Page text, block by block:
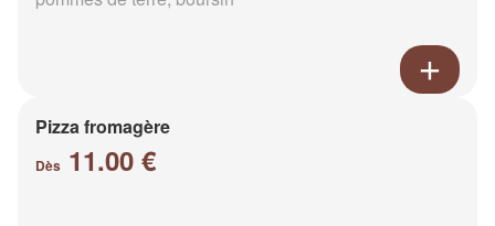
Pizza fromagère
Dès 11.00 €